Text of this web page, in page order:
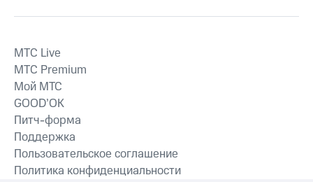
MTС Live
MTС Premium
Мой МТС
GOOD’OK
Питч-форма
Поддержка
Пользовательское соглашение
Политика конфиденциальности